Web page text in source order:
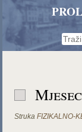
Mjesec
Struka FIZIKALNO-